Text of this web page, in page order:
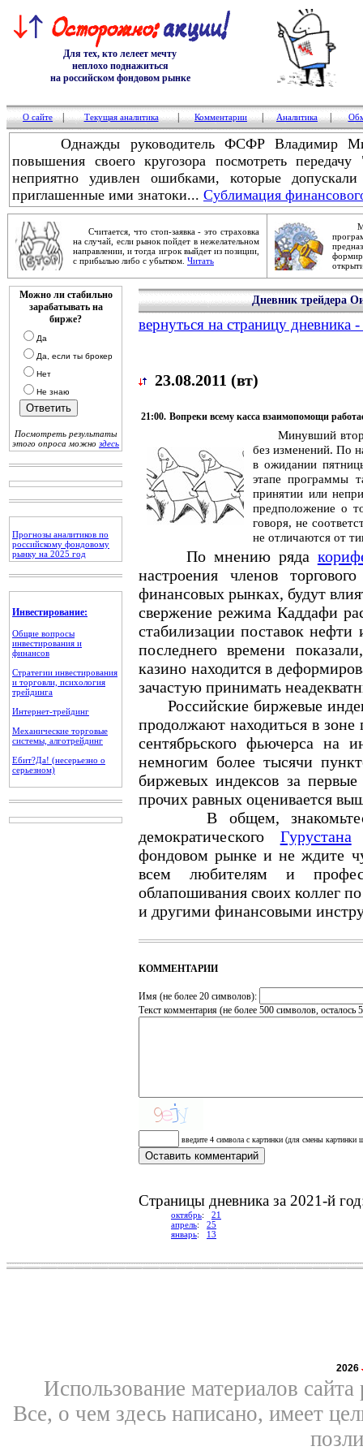
Для тех, кто лелеет мечту
неплохо поднажиться
на российском фондовом рынке
О сайте Текущая аналитика Комментарии Аналитика
Однажды руководитель ФСФР Владимир
повышения своего кругозора посмотреть
неприятно удивлен ошибками, которые
приглашенные ими знатоки... Сублимация
Считается, что стоп-заявка - это страховка
на случай, если рынок пойдет в нежелательном
направлении, и тогда игрок выйдет из позиции,
с прибылью либо с убытком. Читать
Можно ли стабильно
зарабатывать на
бирже?
Да
Да, если ты брокер
Нет
Не знаю
Посмотреть результаты
этого опроса можно здесь
Прогнозы аналитиков по
российскому фондовому
рынку на 2025 год
Инвестирование:
Общие вопросы
инвестирования и
финансов
Стратегии инвестирования
и торговли, психология
трейдинга
Интернет-трейдинг
Механические торговые
системы, алготрейдинг
Ебит?Да! (несерьезно о
серьезном)
Дневник трейдера
вернуться на страницу дневника
23.08.2011 (вт)
21:00. Вопреки всему касса взаимопомощи
Минувший
без изменений. По
в ожидании
этапе программы
принятии или
предположение о
говоря, не
не отличаются от
По мнению ряда
настроения членов
финансовых рынках, будут
свержение режима Каддафи
стабилизации поставок
последнего времени
казино находится в
зачастую принимать
Российские биржевые
продолжают находиться в зоне
сентябрьского фьючерса на
немногим более тысячи
биржевых индексов за
прочих равных оценивается
В общем,
демократического Гурустана
фондовом рынке и не ждите
всем любителям и
облапошивания своих коллег
и другими финансовыми
КОММЕНТАРИИ
Имя (не более 20 символов):
Текст комментария (не более 500 символов, осталось
введите 4 символа с картинки (для смены картинки
Cтраницы дневника за 2021-й
октябрь: 21
апрель: 25
январь: 13
2026
Использование материалов
Все, о чем здесь написано, имеет